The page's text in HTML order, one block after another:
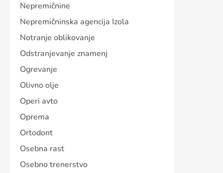
Nepremičnine
Nepremičninska agencija Izola
Notranje oblikovanje
Odstranjevanje znamenj
Ogrevanje
Olivno olje
Operi avto
Oprema
Ortodont
Osebna rast
Osebno trenerstvo